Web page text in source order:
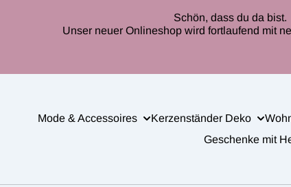
Schön, dass du da bist.
Unser neuer Onlineshop wird fortlaufend mit
Mode & Accessoires Kerzenständer Deko
Geschenke mit